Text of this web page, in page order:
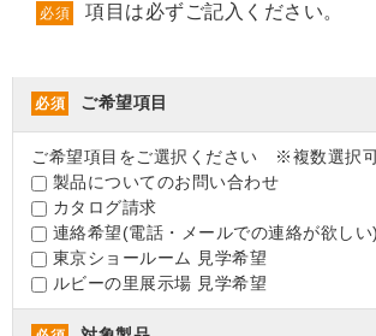
必須 項目は必ずご記入ください。
必須 ご希望項目
ご希望項目をご選択ください ※複数選択
製品についてのお問い合わせ
カタログ請求
連絡希望(電話・メールでの連絡が欲しい)
東京ショールーム 見学希望
ルビーの里展示場 見学希望